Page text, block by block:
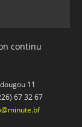
continu
11
67 32 67